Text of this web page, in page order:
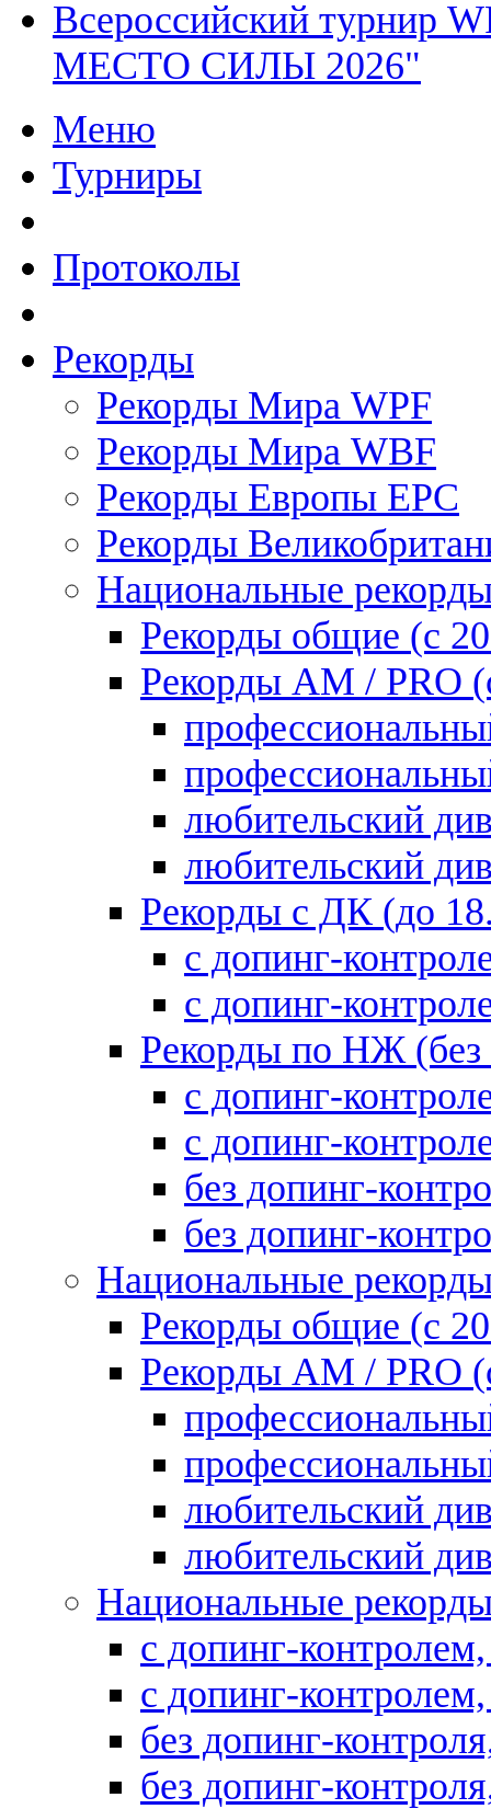
Всероссийский
МЕСТО СИЛЫ 2026"
Меню
Турниры
Протоколы
Рекорды
Рекорды Мира WPF
Рекорды Мира WBF
Рекорды Европы EPC
Рекорды
Национальные
Рекорды общие (с
Рекорды AM / PRO
любительский
любительский
Рекорды с ДК (до
с допинг-
с допинг-
Рекорды по НЖ (без
с допинг-
с допинг-
без допинг-
без допинг-
Национальные
Рекорды общие (с
Рекорды AM / PRO
любительский
любительский
Национальные
с допинг-
с допинг-
без допинг-
без допинг-